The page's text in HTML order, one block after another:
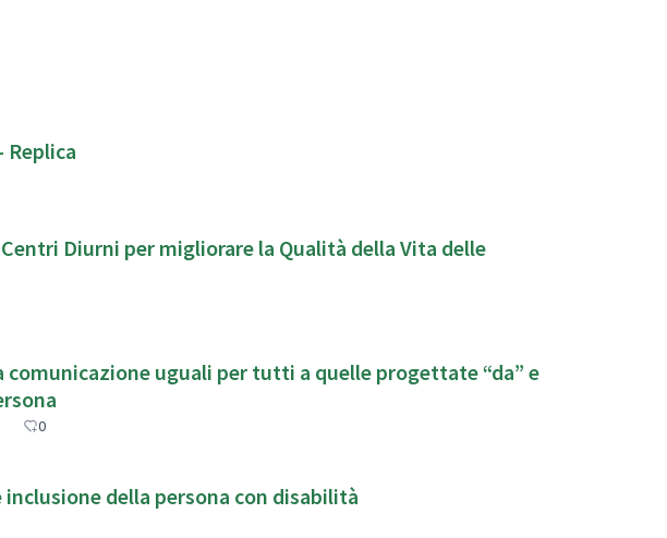
Replica
Diurni per migliorare la Qualità della Vita delle
comunicazione uguali per tutti a quelle progettate “da” e
0
della persona con disabilità